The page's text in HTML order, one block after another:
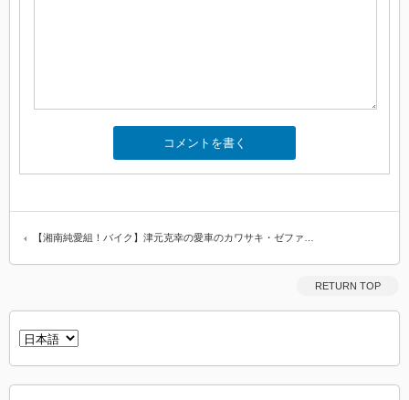
【湘南純愛組！バイク】津元克幸の愛車のカワサキ・ゼファ…
RETURN TOP
言
語